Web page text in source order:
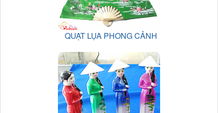
QUẠT LỤA PHONG CẢNH